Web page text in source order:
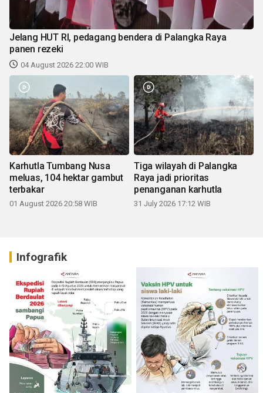
Jelang HUT RI, pedagang bendera di Palangka Raya
panen rezeki
04 August 2026 22:00 WIB
Karhutla Tumbang Nusa
meluas, 104 hektar gambut
terbakar
01 August 2026 20:58 WIB
Tiga wilayah di Palangka
Raya jadi prioritas
penanganan karhutla
31 July 2026 17:12 WIB
Infografik